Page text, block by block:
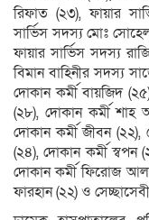
রিফাত (২৩), ফায়ার
সার্ভিস সদস্য মোঃ
ফায়ার সার্ভিস সদস্য
বিমান বাহিনীর সদস্য
দোকান কর্মী বায়জিদ
(২৮), দোকান কর্মী
দোকান কর্মী জীবন (২২),
(২৪), দোকান কর্মী স্বপন
দোকান কর্মী ফিরোজ
ফারহান (২২) ও